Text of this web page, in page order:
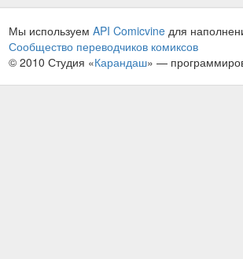
Мы используем API Comicvine для
Сообщество переводчиков комиксов
© 2010 Студия «Карандаш» —